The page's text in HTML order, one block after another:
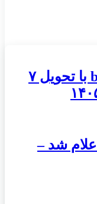
شرایط فروش تویوتا bZ۵ با تحویل ۷
شرایط فروش کوییک S اعلام شد –